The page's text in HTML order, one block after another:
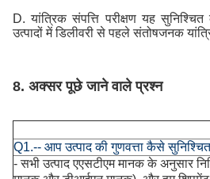
D. यांत्रिक संपत्ति परीक्षण यह
उत्पादों में डिलीवरी से पहले संतोषजनक
8. अक्सर पूछे जाने वाले प्रश्न
Q1.-- आप उत्पाद की गुणवत्ता कैसे
- सभी उत्पाद एएसटीएम मानक के अनुसार